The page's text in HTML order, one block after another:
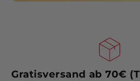
Gratisversand ab 70€